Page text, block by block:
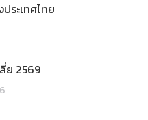
ระเทศไทย
ย 2569